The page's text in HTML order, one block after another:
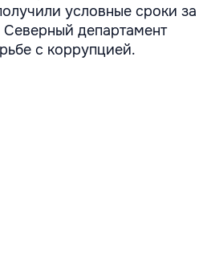
условные сроки за
Северный департамент
с коррупцией.